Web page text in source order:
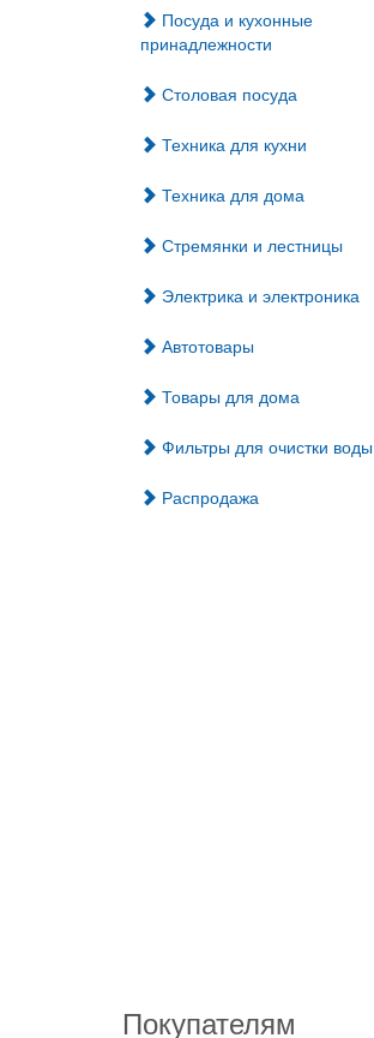
Посуда и кухонные
принадлежности
Столовая посуда
Техника для кухни
Техника для дома
Стремянки и лестницы
Электрика и электроника
Автотовары
Товары для дома
Фильтры для очистки воды
Распродажа
Покупателям